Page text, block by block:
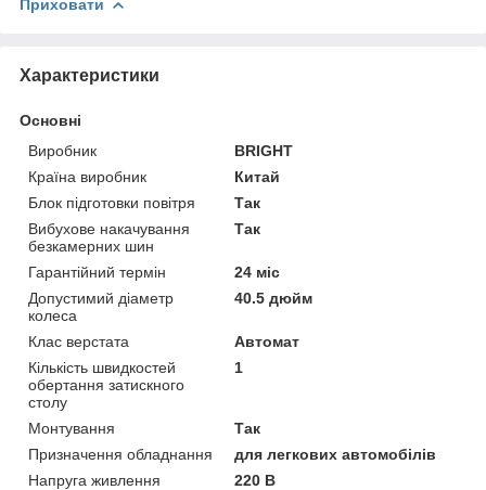
Приховати
Характеристики
Основні
Виробник
BRIGHT
Країна виробник
Китай
Блок підготовки повітря
Так
Вибухове накачування
безкамерних шин
Так
Гарантійний термін
24 міс
Допустимий діаметр
колеса
40.5 дюйм
Клас верстата
Автомат
Кількість швидкостей
обертання затискного
столу
1
Монтування
Так
Призначення обладнання
для легкових автомобілів
Напруга живлення
220 В